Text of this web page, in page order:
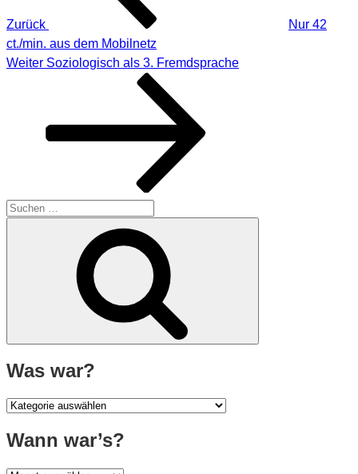
Zurück
Nur 42
ct./min. aus dem Mobilnetz
Nächster
Weiter Soziologisch als 3. Fremdsprache
Suche
Was war?
Was
Wann war’s?